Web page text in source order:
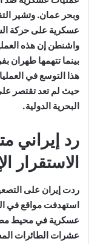
وبحر عمان. وتشير
عسكرية على حركة
واشنطن إن هذه
بينما تتهمها طهران
هذا التوسع في
حيث لم تعد تقتصر
البحرية الدولية.
رد إيراني
الاستقرار
ردت إيران على
استهدفت مواقع في
عسكرية في محيط
عشرات الطائرات